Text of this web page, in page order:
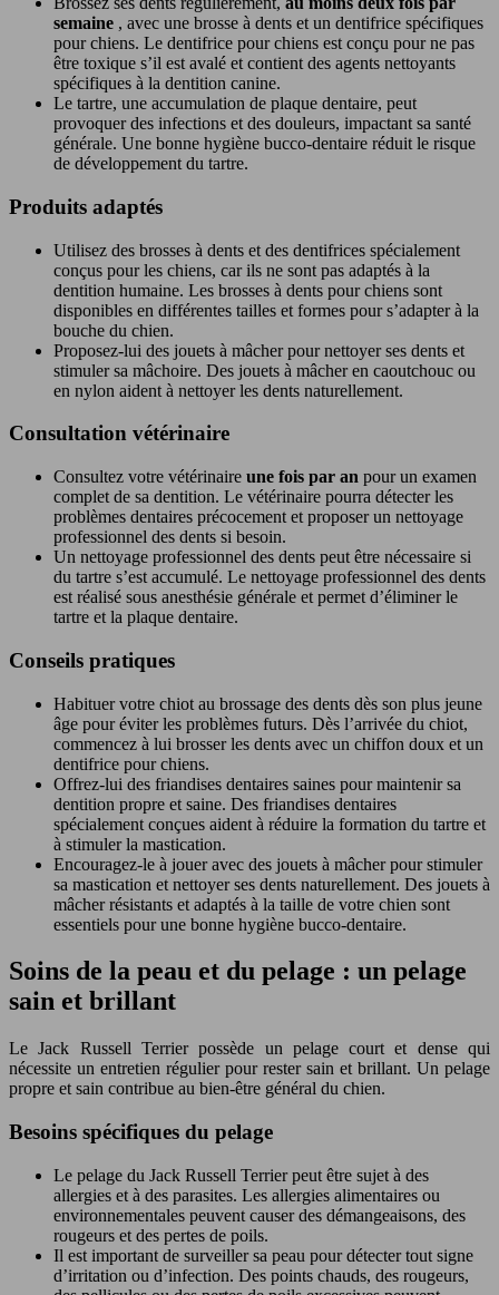
semaine , avec une brosse à dents et un dentifrice spécifiques
pour chiens. Le dentifrice pour chiens est conçu pour ne pas
être toxique s’il est avalé et contient des agents nettoyants
spécifiques à la dentition canine.
Le tartre, une accumulation de plaque dentaire, peut
provoquer des infections et des douleurs, impactant sa santé
générale. Une bonne hygiène bucco-dentaire réduit le risque
de développement du tartre.
Produits adaptés
Utilisez des brosses à dents et des dentifrices spécialement
conçus pour les chiens, car ils ne sont pas adaptés à la
dentition humaine. Les brosses à dents pour chiens sont
disponibles en différentes tailles et formes pour s’adapter à la
bouche du chien.
Proposez-lui des jouets à mâcher pour nettoyer ses dents et
stimuler sa mâchoire. Des jouets à mâcher en caoutchouc ou
en nylon aident à nettoyer les dents naturellement.
Consultation vétérinaire
Consultez votre vétérinaire une fois par an pour un examen
complet de sa dentition. Le vétérinaire pourra détecter les
problèmes dentaires précocement et proposer un nettoyage
professionnel des dents si besoin.
Un nettoyage professionnel des dents peut être nécessaire si
du tartre s’est accumulé. Le nettoyage professionnel des dents
est réalisé sous anesthésie générale et permet d’éliminer le
tartre et la plaque dentaire.
Conseils pratiques
Habituer votre chiot au brossage des dents dès son plus jeune
âge pour éviter les problèmes futurs. Dès l’arrivée du chiot,
commencez à lui brosser les dents avec un chiffon doux et un
dentifrice pour chiens.
Offrez-lui des friandises dentaires saines pour maintenir sa
dentition propre et saine. Des friandises dentaires
spécialement conçues aident à réduire la formation du tartre et
à stimuler la mastication.
Encouragez-le à jouer avec des jouets à mâcher pour stimuler
sa mastication et nettoyer ses dents naturellement. Des jouets à
mâcher résistants et adaptés à la taille de votre chien sont
essentiels pour une bonne hygiène bucco-dentaire.
Soins de la peau et du pelage : un pelage
sain et brillant
Le Jack Russell Terrier possède un pelage court et dense qui
nécessite un entretien régulier pour rester sain et brillant. Un pelage
propre et sain contribue au bien-être général du chien.
Besoins spécifiques du pelage
Le pelage du Jack Russell Terrier peut être sujet à des
allergies et à des parasites. Les allergies alimentaires ou
environnementales peuvent causer des démangeaisons, des
rougeurs et des pertes de poils.
Il est important de surveiller sa peau pour détecter tout signe
d’irritation ou d’infection. Des points chauds, des rougeurs,